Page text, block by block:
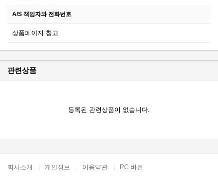
A/S 책임자와 전화번호
상품페이지 참고
관련상품
등록된 관련상품이 없습니다.
회사소개 개인정보 이용약관 PC 버전